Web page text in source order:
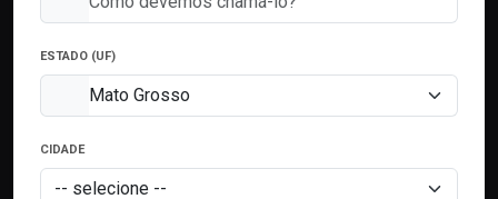
ESTADO (UF)
CIDADE